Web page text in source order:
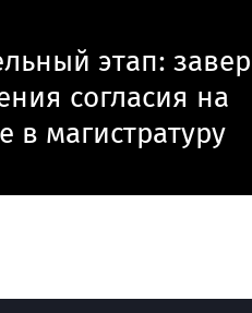
этап:
согласия на
в магистратуру